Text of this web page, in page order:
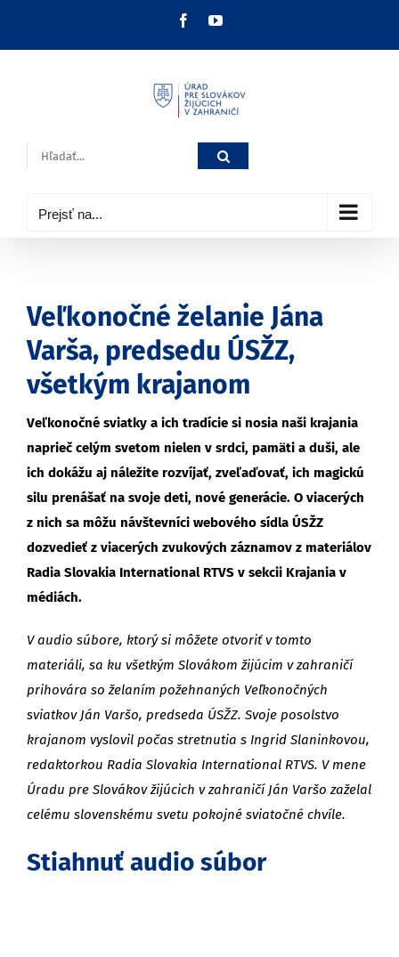
FacebookYouTube
Hľadať:
Prejsť na...
Veľkonočné želanie Jána
Varša, predsedu ÚSŽZ,
všetkým krajanom
Veľkonočné sviatky a ich tradície si nosia naši krajania
naprieč celým svetom nielen v srdci, pamäti a duši, ale
ich dokážu aj náležite rozvíjať, zveľaďovať, ich magickú
silu prenášať na svoje deti, nové generácie. O viacerých
z nich sa môžu návštevníci webového sídla ÚSŽZ
dozvedieť z viacerých zvukových záznamov z materiálov
Radia Slovakia International RTVS v sekcii Krajania v
médiách.
V audio súbore, ktorý si môžete otvoriť v tomto
materiáli, sa ku všetkým Slovákom žijúcim v zahraničí
prihovára so želaním požehnaných Veľkonočných
sviatkov Ján Varšo, predseda ÚSŽZ. Svoje posolstvo
krajanom vyslovil počas stretnutia s Ingrid Slaninkovou,
redaktorkou Radia Slovakia International RTVS. V mene
Úradu pre Slovákov žijúcich v zahraničí Ján Varšo zaželal
celému slovenskému svetu pokojné sviatočné chvíle.
Stiahnuť audio súbor